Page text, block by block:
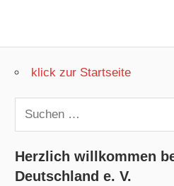
klick zur Startseite
Suchen
nach:
Herzlich willkommen
Deutschland e. V.